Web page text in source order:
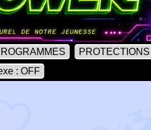
PROTECTIONS
: OFF